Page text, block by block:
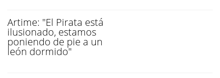
Artime: "El Pirata está
ilusionado, estamos
poniendo de pie a un
león dormido"